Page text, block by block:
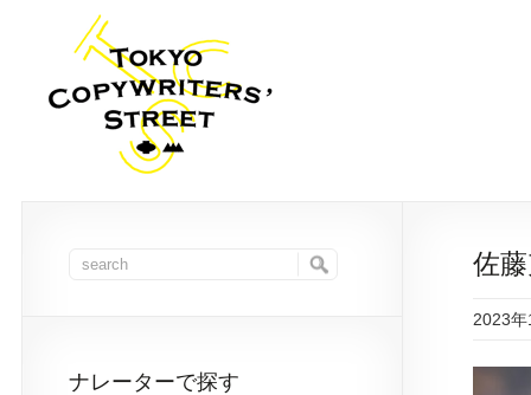
佐
2023
ナレーターで探す